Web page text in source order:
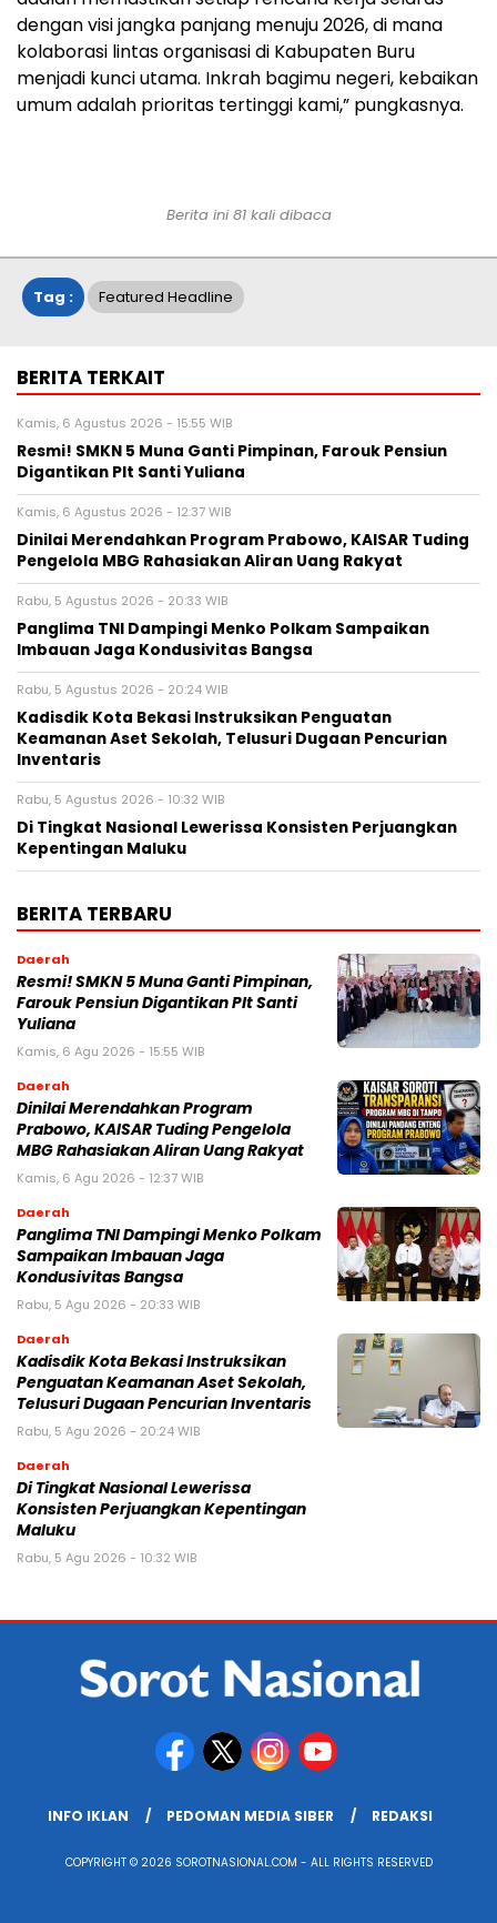
dengan visi jangka panjang menuju 2026, di mana
kolaborasi lintas organisasi di Kabupaten Buru
menjadi kunci utama. Inkrah bagimu negeri, kebaikan
umum adalah prioritas tertinggi kami,” pungkasnya.
Berita ini 81 kali dibaca
Tag : Featured Headline
BERITA TERKAIT
Kamis, 6 Agustus 2026 - 15:55 WIB
Resmi! SMKN 5 Muna Ganti Pimpinan, Farouk Pensiun
Digantikan Plt Santi Yuliana
Kamis, 6 Agustus 2026 - 12:37 WIB
Dinilai Merendahkan Program Prabowo, KAISAR Tuding
Pengelola MBG Rahasiakan Aliran Uang Rakyat
Rabu, 5 Agustus 2026 - 20:33 WIB
Panglima TNI Dampingi Menko Polkam Sampaikan
Imbauan Jaga Kondusivitas Bangsa
Rabu, 5 Agustus 2026 - 20:24 WIB
Kadisdik Kota Bekasi Instruksikan Penguatan
Keamanan Aset Sekolah, Telusuri Dugaan Pencurian
Inventaris
Rabu, 5 Agustus 2026 - 10:32 WIB
Di Tingkat Nasional Lewerissa Konsisten Perjuangkan
Kepentingan Maluku
BERITA TERBARU
Daerah
Resmi! SMKN 5 Muna Ganti Pimpinan,
Farouk Pensiun Digantikan Plt Santi
Yuliana
Kamis, 6 Agu 2026 - 15:55 WIB
Daerah
Dinilai Merendahkan Program
Prabowo, KAISAR Tuding Pengelola
MBG Rahasiakan Aliran Uang Rakyat
Kamis, 6 Agu 2026 - 12:37 WIB
Daerah
Panglima TNI Dampingi Menko Polkam
Sampaikan Imbauan Jaga
Kondusivitas Bangsa
Rabu, 5 Agu 2026 - 20:33 WIB
Daerah
Kadisdik Kota Bekasi Instruksikan
Penguatan Keamanan Aset Sekolah,
Telusuri Dugaan Pencurian Inventaris
Rabu, 5 Agu 2026 - 20:24 WIB
Daerah
Di Tingkat Nasional Lewerissa
Konsisten Perjuangkan Kepentingan
Maluku
Rabu, 5 Agu 2026 - 10:32 WIB
INFO IKLAN PEDOMAN MEDIA SIBER REDAKSI
COPYRIGHT © 2026 SOROTNASIONAL.COM - ALL RIGHTS RESERVED